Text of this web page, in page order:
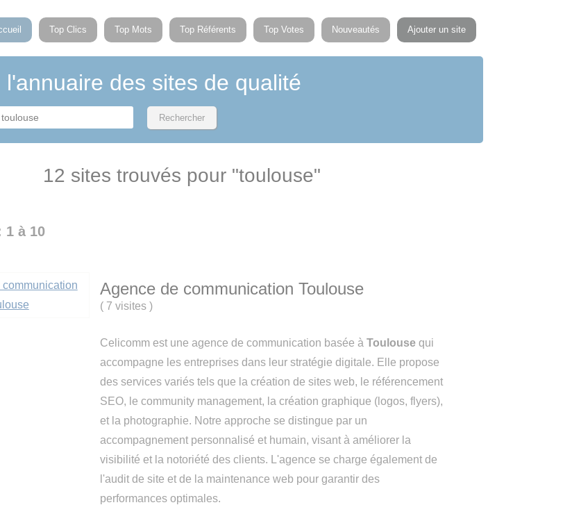
Top Clics Top Mots Top Référents Top Votes Nouveautés Ajouter un site
l'annuaire des sites de qualité
12 sites trouvés pour "toulouse"
1 à 10
Agence de communication Toulouse
( 7 visites)
Celicomm est une agence de communication basée àToulouse qui
accompagne les entreprises dans leur stratégie digitale. Elle propose
des services variés tels que la création de sites web, le référencement
SEO, le community management, la création graphique (logos, flyers),
et la photographie. Notre approche se distingue par un
accompagnement personnalisé et humain, visant à améliorer la
visibilité et la notoriété des clients. L'agence se charge également de
l'audit de site et de la maintenance web pour garantir des
performances optimales.